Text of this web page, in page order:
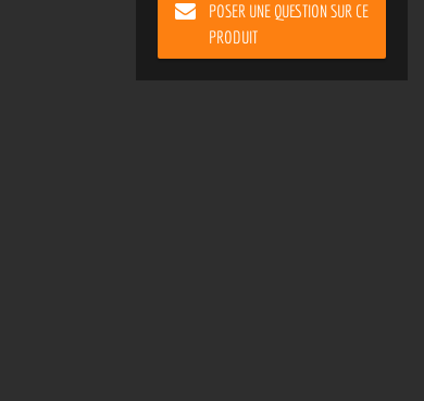
POSER UNE QUESTION SUR CE
PRODUIT